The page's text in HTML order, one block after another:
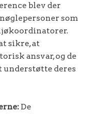
blev der
som
sikre, at
ansvar, og de
understøtte deres
De